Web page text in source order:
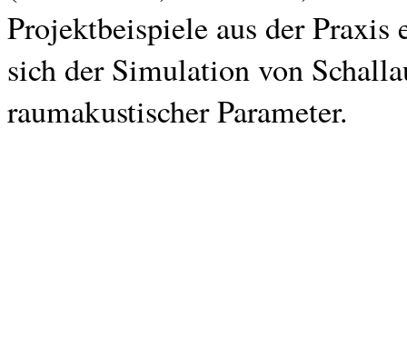
Projektbeispiele aus der
sich der Simulation von
raumakustischer Parameter.